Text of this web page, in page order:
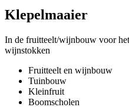
Klepelmaaier
In de fruitteelt/wijnbouw voor
wijnstokken
Fruitteelt en wijnbouw
Tuinbouw
Kleinfruit
Boomscholen